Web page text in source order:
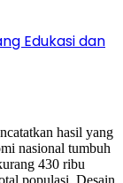
Edukasi dan